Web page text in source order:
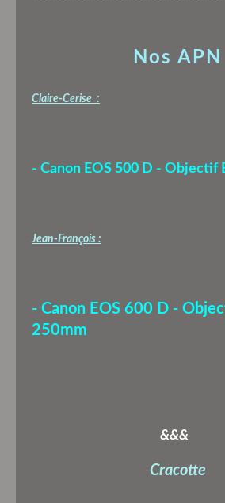
Nos APN
Claire-Cerise :
- Canon EOS 500 D - Objectif
Jean-François :
- Canon EOS 600 D -
250mm
&&&
Cracotte